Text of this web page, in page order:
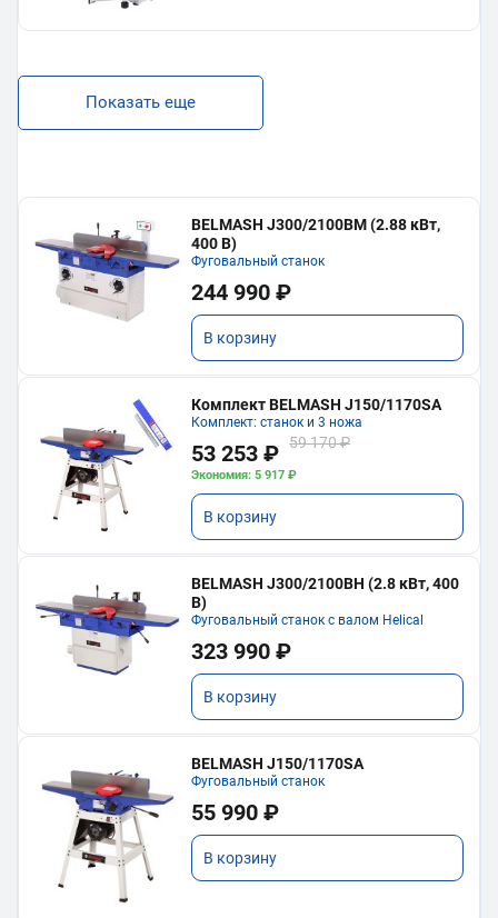
Показать еще
BELMASH J300/2100ВМ (2.88 кВт,
400 В)
Фуговальный станок
244 990 ₽
В корзину
Комплект BELMASH J150/1170SA
Комплект: станок и 3 ножа
53 253 ₽ 59 170 ₽
Экономия: 5 917 ₽
В корзину
BELMASH J300/2100ВH (2.8 кВт, 400
В)
Фуговальный станок с валом Helical
323 990 ₽
В корзину
BELMASH J150/1170SA
Фуговальный станок
55 990 ₽
В корзину